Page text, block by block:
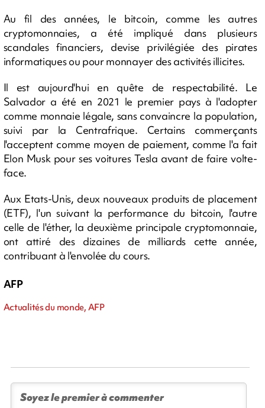
Au fil des années, le bitcoin, comme les autres
cryptomonnaies, a été impliqué dans plusieurs
scandales financiers, devise privilégiée des pirates
informatiques ou pour monnayer des activités illicites.
Il est aujourd'hui en quête de respectabilité. Le
Salvador a été en 2021 le premier pays à l'adopter
comme monnaie légale, sans convaincre la population,
suivi par la Centrafrique. Certains commerçants
l'acceptent comme moyen de paiement, comme l'a fait
Elon Musk pour ses voitures Tesla avant de faire volte-
face.
Aux Etats-Unis, deux nouveaux produits de placement
(ETF), l'un suivant la performance du bitcoin, l'autre
celle de l'éther, la deuxième principale cryptomonnaie,
ont attiré des dizaines de milliards cette année,
contribuant à l'envolée du cours.
AFP
Actualités du monde, AFP